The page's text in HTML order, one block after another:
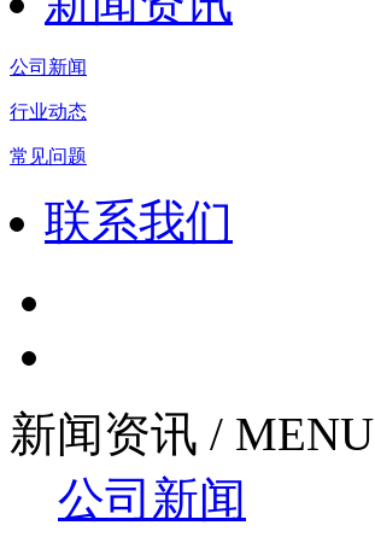
公司新闻
行业动态
常见问题
联系我们
新闻资讯 / MENU
公司新闻